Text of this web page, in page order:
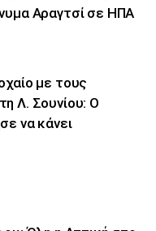
Αραγτσί σε ΗΠΑ
με τους
Λ. Σουνίου: Ο
να κάνει